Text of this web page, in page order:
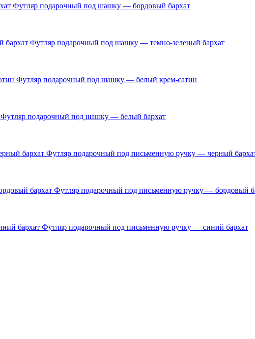
Футляр подарочный под шашку — бордовый бархат
Футляр подарочный под шашку — темно-зеленый бархат
Футляр подарочный под шашку — белый крем-сатин
Футляр подарочный под шашку — белый бархат
Футляр подарочный под письменную ручку — черный
Футляр подарочный под письменную ручку — бордовый
Футляр подарочный под письменную ручку — синий бархат